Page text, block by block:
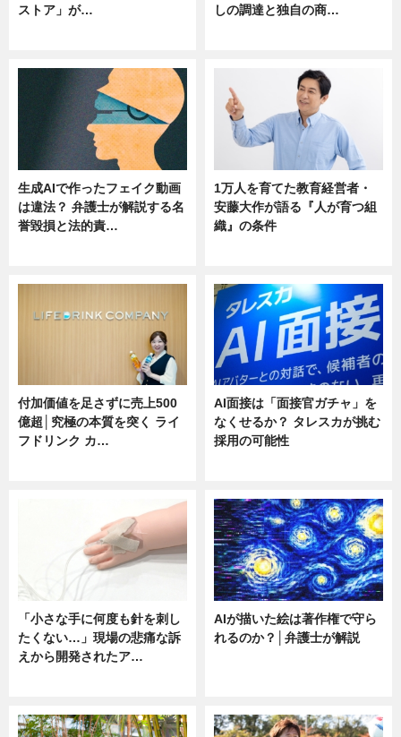
ストア」が…
しの調達と独自の商…
生成AIで作ったフェイク動画
は違法？ 弁護士が解説する名
誉毀損と法的責…
1万人を育てた教育経営者・
安藤大作が語る『人が育つ組
織』の条件
付加価値を足さずに売上500
億超│究極の本質を突く ライ
フドリンク カ…
AI面接は「面接官ガチャ」を
なくせるか？ タレスカが挑む
採用の可能性
「小さな手に何度も針を刺し
たくない…」現場の悲痛な訴
えから開発されたア…
AIが描いた絵は著作権で守ら
れるのか？│弁護士が解説